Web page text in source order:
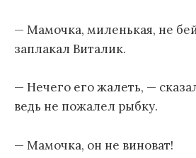
— Мамочка, миленькая, не
заплакал Виталик.
— Нечего его жалеть, —
ведь не пожалел рыбку.
— Мамочка, он не виноват!